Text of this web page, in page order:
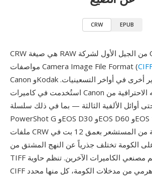
CRW EPUB
CRW هي صيغة RAW من الجيل الأول لشركة Canon، مبنية على
مواصفات Camera Image File Format (
Canon وKodak وشركات تصوير أخرى في أواخر التسعينيات.
استُخدمت في كاميرات Canon الاستهلاكية وشبه الاحترافية من
1998 حتى أوائل الألفية الثالثة — بما في ذلك سلسلة
PowerShot G وEOS D30 وEOS D60 وEOS 10D — وتخزن
ملفات CRW القراءة غير المعالجة من المستشعر بعمق 12 بت في
على الكومة تختلف جذرياً عن النهج المشتق من
TIFF الذي يستخدمه معظم مصنعي الكاميرات الآخرين. تنظم حاوية
CIFF البيانات في دليل هرمي من مدخلات الكومة، كل منها محدد